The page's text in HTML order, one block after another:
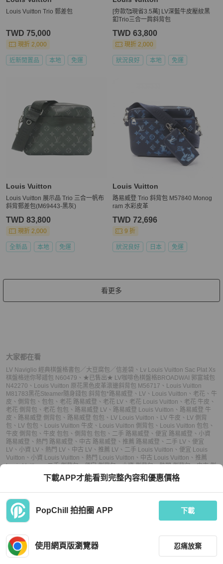
Louis Vuitton Trio 郵差包
TWD 75,000
現折 2,000
近新閒置品 本地 免運
[夯款🥰現省3.5萬] LV深藍牛皮壓紋黑
釦Trio三合一肩斜背包
TWD 63,800
現折 2,000
狀況良好 本地 免運
Louis Vuitton
Louis Vuitton 展示品 Trio 三合一帆布
斜背郵差包(M69443-黑灰)
TWD 83,800
現折 2,000
全新品 本地 免運
Louis Vuitton
路易威登 Trio 斜背包 M57840 Monog
ram 水彩皮革
TWD 72,696
9 折
狀況良好 日本 免運
看更多
大家都在看
LV Naviglio 經典棋盤格書包／大豆腐包／信差袋 、 Lv Louis Vuitton Sac Plat Xs
棋盤格迷你琴譜包 N60479 、 ★已售出★ LV咖啡色棋盤格BROADWAI 郭富城包
N42270 、 Louis Vuitton 原花黑色皮革滾邊斜背包 M56717 、 Louis Vuitton
M81783黑花Steamer隨身錢包 斜背包*路易威登 、 LV 、 Louis Vuitton 、 老花 、 牛
皮 、 側背包 、 包包 、 老花 路易威登 、 老花 LV 、 老花 Louis Vuitton 、 老花 牛皮 、
老花 側背包 、 老花 包包 、 路易威登 LV 、 路易威登 Louis Vuitton 、 路易威登 牛
皮 、 路易威登 側背包 、 路易威登 包包 、 LV Louis Vuitton 、 LV 牛皮 、 LV 側背
包 、 LV 包包 、 Louis Vuitton 牛皮 、 Louis Vuitton 側背包 、 Louis Vuitton 包包 、
牛皮 側背包 、 牛皮 包包 、 側背包 包包 、 二手 路易威登 、 便宜 路易威登 、 小資
路易威登 、 熱門 路易威登 、 中古 路易威登 、 推薦 路易威登 、 二手 LV 、 便宜
LV 、 小資 LV 、 熱門 LV 、 中古 LV 、 推薦 LV 、 二手 Louis Vuitton 、 便宜 Louis
Vuitton 、 小資 Louis Vuitton 、 熱門 Louis Vuitton 、 中古 Louis Vuitton 、 推薦
Louis Vuitton、二手 側背包、便宜 側背包、小資 側背包、熱門 側背包、中古 側
推薦 側背包、 二手 包包、便宜 包包、 小資 包包、熱門 包包
下載APP才能看到完整內容和優惠價格
PopChill 拍拍圈 APP 下載
使用網頁版瀏覽器 忍痛放棄